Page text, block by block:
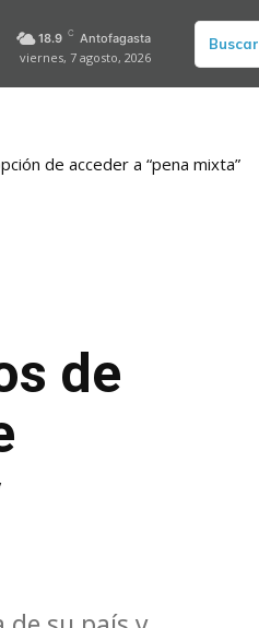
18.9 C Antofagasta
viernes, 7 agosto, 2026
Buscar
de acceder a “pena mixta”
de